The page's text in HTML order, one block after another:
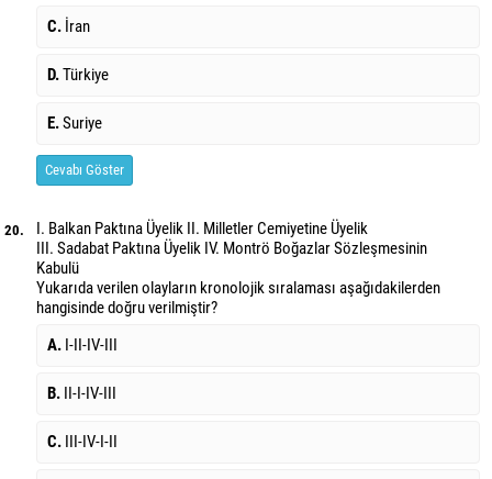
C. İran
D.Türkiye
E.Suriye
Cevabı Göster
20. I. Balkan Paktına Üyelik
II. Milletler Cemiyetine Üyelik
III. Sadabat Paktına Üyelik IV. Montrö Boğazlar Sözleşmesinin
Kabulü
Yukarıda verilen olayların kronolojik sıralaması aşağıdakilerden
hangisinde doğru verilmiştir?
A. I-II-IV-III
B. II-I-IV-III
C. III-IV-I-II